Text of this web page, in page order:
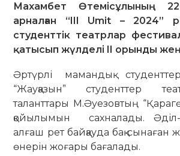
Махамбет Өтемісұлының
арналған “III Umit – 2024”
студенттік театрлар
қатысып жүлделі II орынды
Әртүрлі мамандық
“Жауқазын” студенттер
таланттары М.Әуезовтың
қойылымын сахналады. Әділ-
алғаш рет байқауда бақ сынаған
өнерін жоғары бағалады.